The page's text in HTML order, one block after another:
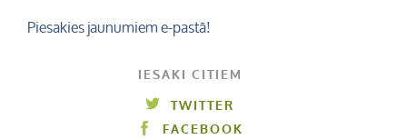
Piesakies jaunumiem e-pastā!
IESAKI CITIEM
TWITTER
FACEBOOK